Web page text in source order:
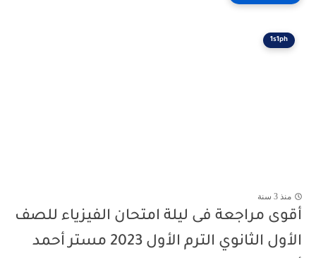
1s1ph
منذ 3 سنة
أقوى مراجعة فى ليلة امتحان الفيزياء للصف
الأول الثانوي الترم الأول 2023 مستر أحمد